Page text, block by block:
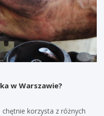
w Warszawie?
korzysta z różnych